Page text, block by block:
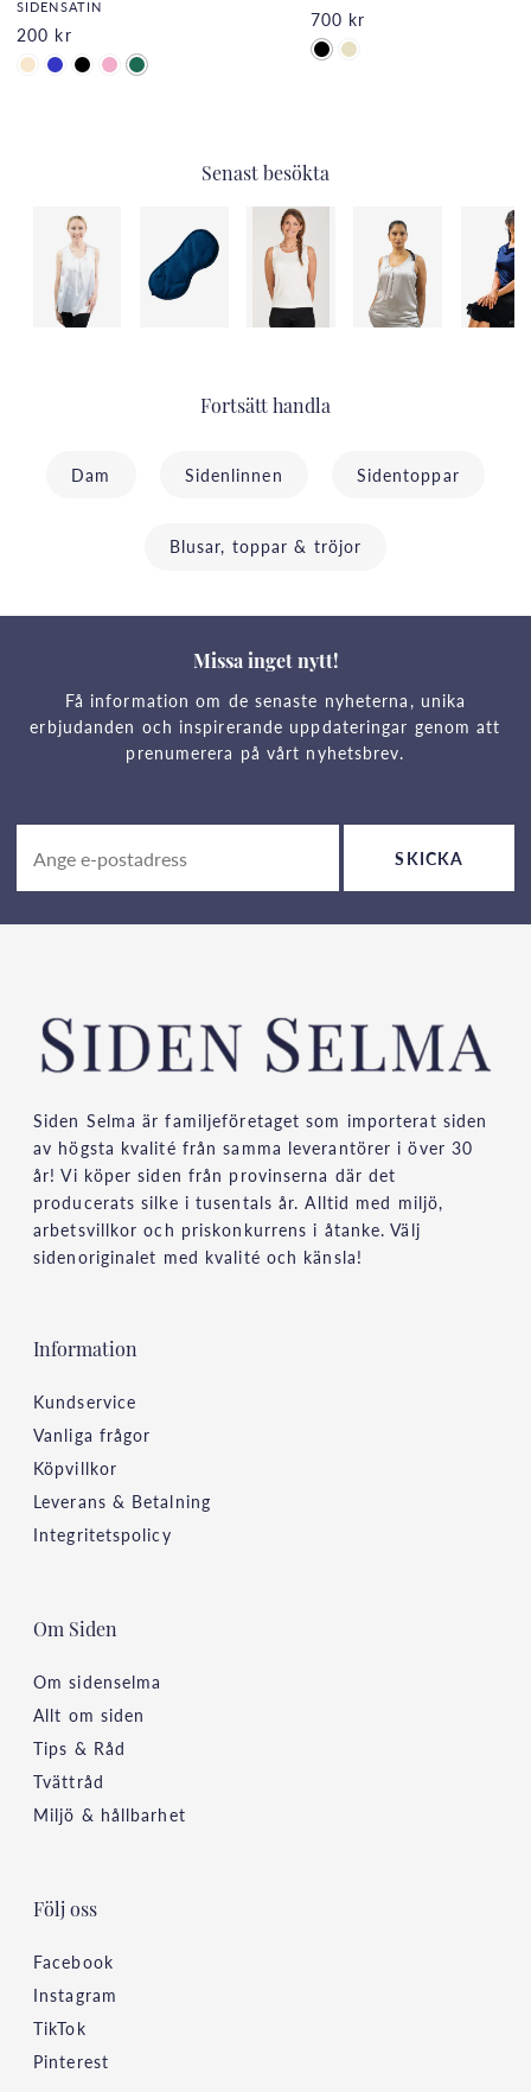
SIDENSATIN
200 kr
700 kr
Senast besökta
Fortsätt handla
Dam Sidenlinnen Sidentoppar
Blusar, toppar & tröjor
Missa inget nytt!
Få information om de senaste nyheterna, unika
erbjudanden och inspirerande uppdateringar genom att
prenumerera på vårt nyhetsbrev.
SKICKA
Siden Selma är familjeföretaget som importerat siden
av högsta kvalité från samma leverantörer i över 30
år! Vi köper siden från provinserna där det
producerats silke i tusentals år. Alltid med miljö,
arbetsvillkor och priskonkurrens i åtanke. Välj
sidenoriginalet med kvalité och känsla!
Information
Kundservice
Vanliga frågor
Köpvillkor
Leverans & Betalning
Integritetspolicy
Om Siden
Om sidenselma
Allt om siden
Tips & Råd
Tvättråd
Miljö & hållbarhet
Följ oss
Facebook
Instagram
TikTok
Pinterest